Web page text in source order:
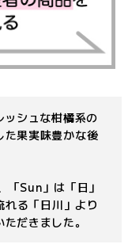
シュな柑橘系の
た果実味豊かな後
「Sun」は「日」
る「日川」より
だきました。